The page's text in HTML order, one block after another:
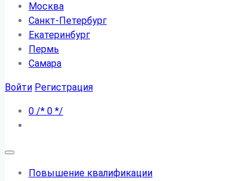
Москва
Санкт-Петербург
Екатеринбург
Пермь
Самара
Войти Регистрация
0 /* 0 */
Повышение квалификации